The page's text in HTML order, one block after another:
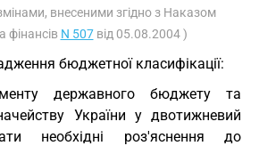
внесеними згідно з Наказом
фінансів N 507від 05.08.2004 )
бюджетної класифікації:
державного бюджету та
України у двотижневий
необхідні роз'яснення до